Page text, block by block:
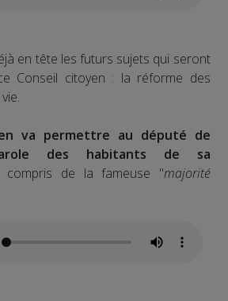
en tête les futurs sujets qui seront
Conseil citoyen : la réforme des
va permettre au député de
des habitants de sa
compris de la fameuse "majorité